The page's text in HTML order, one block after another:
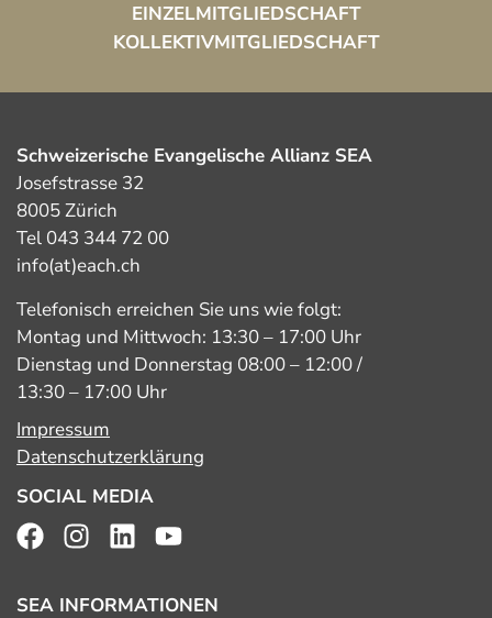
EINZELMITGLIEDSCHAFT
KOLLEKTIVMITGLIEDSCHAFT
Schweizerische Evangelische Allianz SEA
Josefstrasse 32
8005 Zürich
Tel 043 344 72 00
info(at)each.ch
Telefonisch erreichen Sie uns wie folgt:
Montag und Mittwoch: 13:30 – 17:00 Uhr
Dienstag und Donnerstag 08:00 – 12:00 /
13:30 – 17:00 Uhr
Impressum
Datenschutzerklärung
SOCIAL MEDIA
SEA INFORMATIONEN